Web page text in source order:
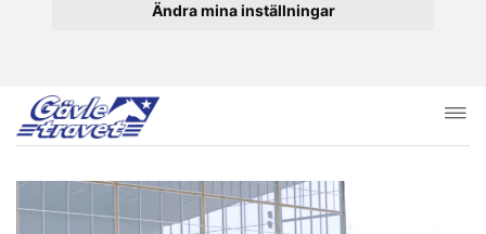
Ändra mina inställningar